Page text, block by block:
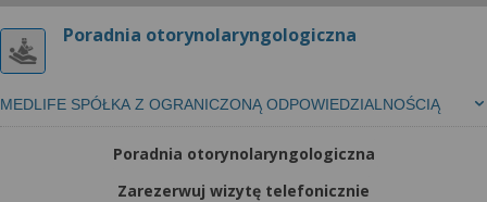
Poradnia otorynolaryngologiczna
MEDLIFE SPÓŁKA Z OGRANICZONĄ ODPOWIEDZIALNOŚCIĄ
Poradnia otorynolaryngologiczna
Zarezerwuj wizytę telefonicznie